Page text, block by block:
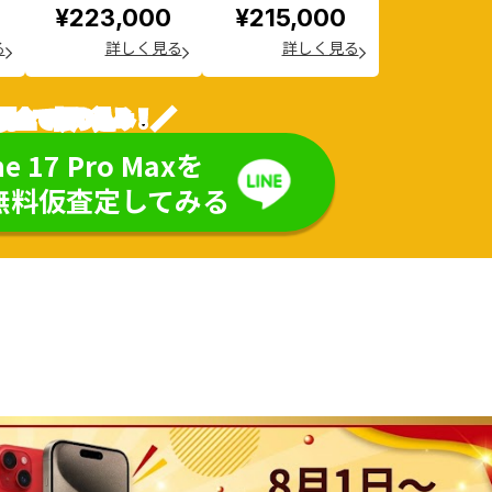
¥223,000
詳しく見る
¥215,000
詳しく見る
金で振り込み！／
17 Pro Maxを
仮査定してみる